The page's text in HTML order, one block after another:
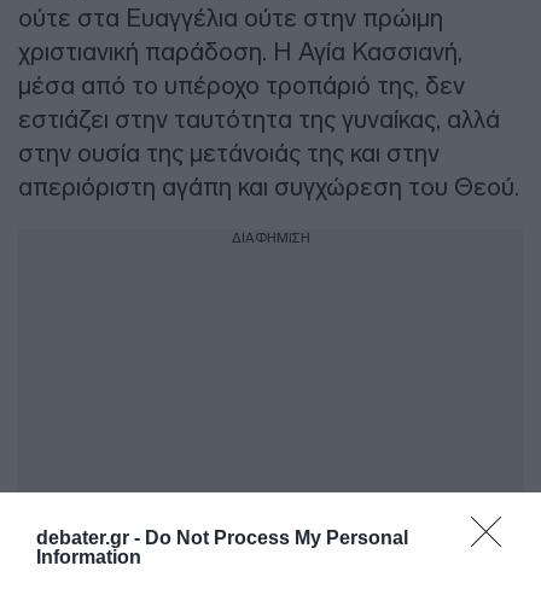
debater.gr - Do Not Process My Personal
Information
ούτε στα Ευαγγέλια ούτε στην πρώιμη
χριστιανική παράδοση. Η Αγία Κασσιανή,
μέσα από το υπέροχο τροπάριό της, δεν
εστιάζει στην ταυτότητα της γυναίκας, αλλά
στην ουσία της μετάνοιάς της και στην
απεριόριστη αγάπη και συγχώρεση του Θεού.
ΔΙΑΦΗΜΙΣΗ
Ειδήσεις σήμερα: